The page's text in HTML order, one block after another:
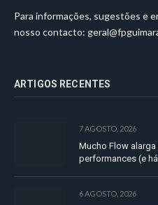
Para informações, sugestões e
nosso contacto:
ARTIGOS RECENTES
7 AGOSTO, 2026
Mucho Flow
performances (e
6 AGOSTO, 2026